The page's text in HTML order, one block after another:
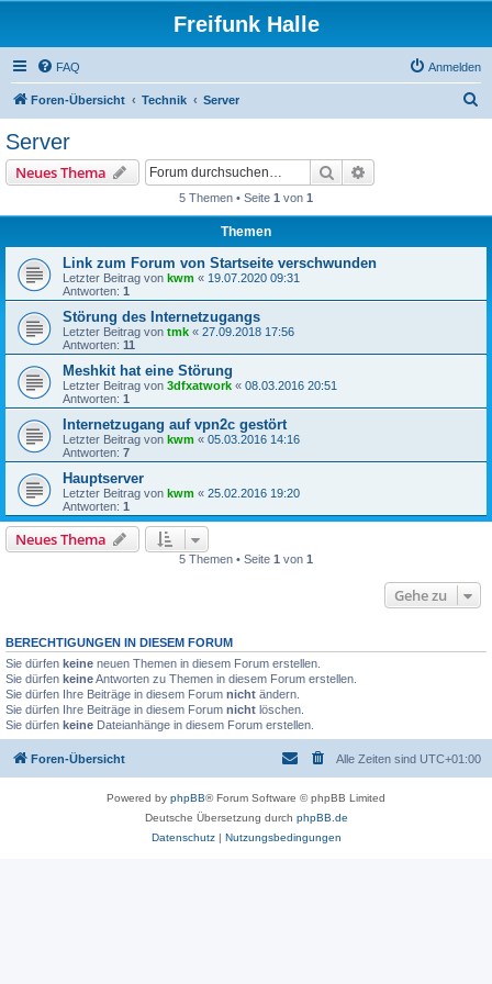
Freifunk Halle
FAQ Anmelden
Foren-Übersicht Technik Server
Server
Neues Thema Suche
5 Themen • Seite 1 von 1
Themen
Link zum Forum von Startseite verschwunden
Letzter Beitrag von kwm « 19.07.2020 09:31
Antworten: 1
Störung des Internetzugangs
Letzter Beitrag von tmk « 27.09.2018 17:56
Antworten: 11
Meshkit hat eine Störung
Letzter Beitrag von 3dfxatwork « 08.03.2016 20:51
Antworten: 1
Internetzugang auf vpn2c gestört
Letzter Beitrag von kwm « 05.03.2016 14:16
Antworten: 7
Hauptserver
Letzter Beitrag von kwm « 25.02.2016 19:20
Antworten: 1
Neues Thema
5 Themen • Seite 1 von 1
Gehe zu
BERECHTIGUNGEN IN DIESEM FORUM
Sie dürfen keine neuen Themen in diesem Forum erstellen.
Sie dürfen keineAntworten zu Themen in diesem Forum erstellen.
Sie dürfen Ihre Beiträge in diesem Forum nicht ändern.
Sie dürfen Ihre Beiträge in diesem Forum nicht löschen.
Sie dürfen keine Dateianhänge in diesem Forum erstellen.
Foren-Übersicht Alle Zeiten sind UTC+01:00
Powered by phpBB® Forum Software © phpBB Limited
Deutsche Übersetzung durch phpBB.de
Datenschutz| Nutzungsbedingungen